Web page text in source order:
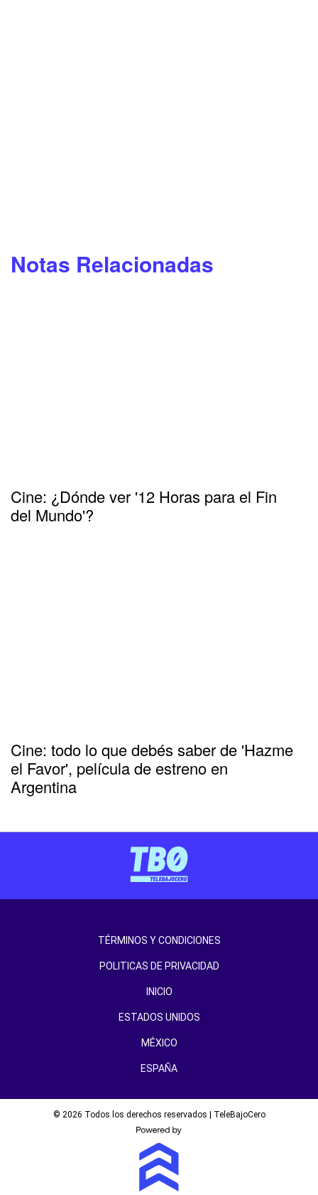
Notas Relacionadas
Cine: ¿Dónde ver '12 Horas para el Fin
del Mundo'?
Cine: todo lo que debés saber de 'Hazme
el Favor', película de estreno en
Argentina
TÉRMINOS Y CONDICIONES
POLITICAS DE PRIVACIDAD
INICIO
ESTADOS UNIDOS
MÉXICO
ESPAÑA
© 2026 Todos los derechos reservados | TeleBajoCero